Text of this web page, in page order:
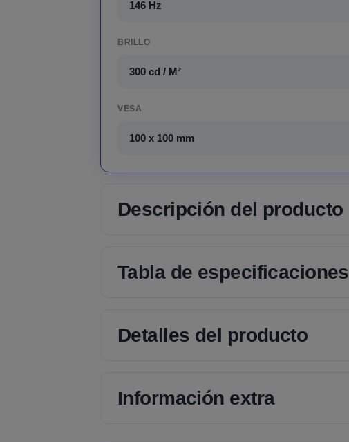
146 Hz
BRILLO
300 cd / M²
VESA
100 x 100 mm
Descripción del producto
Tabla de especificaciones
Detalles del producto
Información extra